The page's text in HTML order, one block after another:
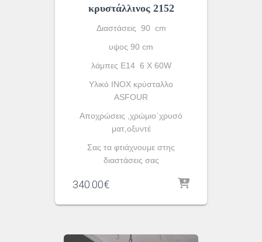
κρυστάλλινος 2152
Διαστάσεις 90 cm
υψος 90 cm
λάμπες Ε14 6 X 60W
Υλικό INOX κρύσταλλο
ASFOUR
Αποχρώσεις ,χρώμιο΄χρυσό
ματ,οξυντέ
Σας τα φτιάχνουμε στης
διαστάσεις σας
340.00€